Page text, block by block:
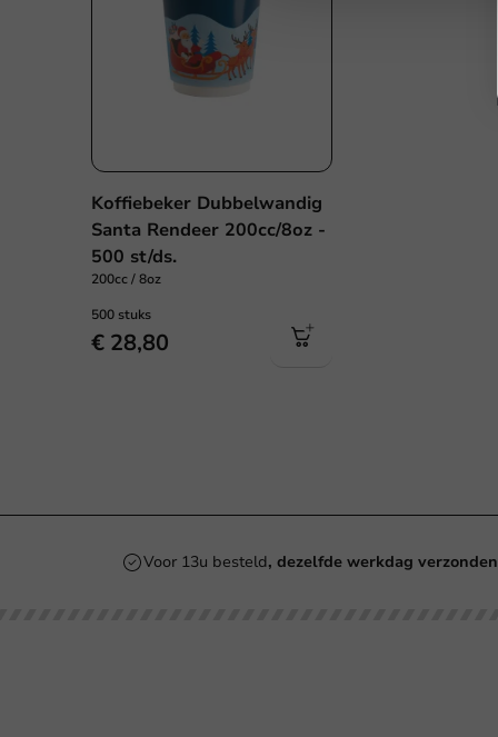
Koffiebeker Dubbelwandig
Santa Rendeer 200cc/8oz -
500 st/ds.
200cc / 8oz
500 stuks
€ 28,80
Voor 13u besteld, dezelfde werkdag verzonden